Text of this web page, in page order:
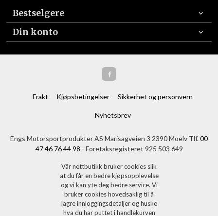
Bestselgere
Din konto
Frakt Kjøpsbetingelser Sikkerhet og personvern
Nyhetsbrev
Engs Motorsportprodukter AS Marisagveien 3 2390 Moelv Tlf.00
47 46 76 44 98 - Foretaksregisteret 925 503 649
Vår nettbutikk bruker cookies slik
at du får en bedre kjøpsopplevelse
og vi kan yte deg bedre service. Vi
bruker cookies hovedsaklig til å
lagre innloggingsdetaljer og huske
hva du har puttet i handlekurven